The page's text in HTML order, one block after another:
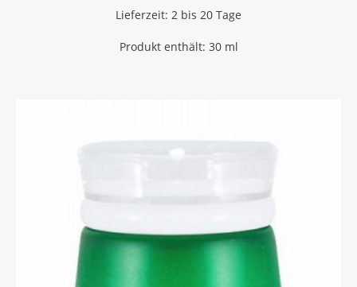
Lieferzeit: 2 bis 20 Tage
Produkt enthält: 30 ml